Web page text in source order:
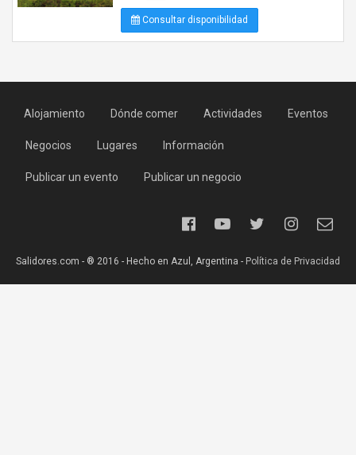
Consultar disponibilidad
Alojamiento Dónde comer Actividades Eventos
Negocios Lugares Información
Publicar un evento Publicar un negocio
Salidores.com - ® 2016 - Hecho en Azul, Argentina - Política de Privacidad